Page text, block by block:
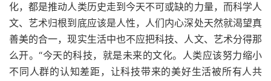
化，都是推动人类历史走到今天不可或缺的力量，而科学人
文、艺术归根到底应该是人性，人们内心深处天然就渴望真
善美的合一，现实生活中也不应把科技、人文、艺术分得那
么开。“今天的科技，就是未来的文化。人类应该努力缩小
不同人群的认知差距，让科技带来的美好生活被所有人共